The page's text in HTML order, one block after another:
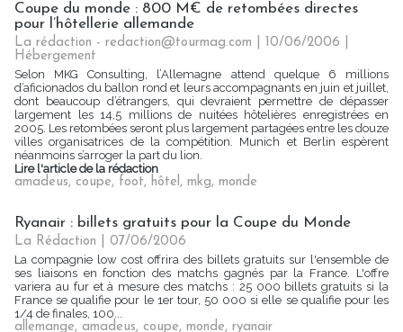
Coupe du monde : 800 M€ de retombées directes
pour l’hôtellerie allemande
La rédaction - redaction@tourmag.com | 10/06/2006
Hébergement
Selon MKG Consulting, l’Allemagne attend quelque 6 millions
d’aficionados du ballon rond et leurs accompagnants en juin et juillet,
dont beaucoup d’étrangers, qui devraient permettre de dépasser
largement les 14,5 millions de nuitées hôtelières enregistrées en
2005. Les retombées seront plus largement partagées entre les douze
villes organisatrices de la compétition. Munich et Berlin espèrent
néanmoins s’arroger la part du lion.
Lire l'article de la rédaction
amadeus, coupe, foot, hôtel, mkg, monde
Ryanair : billets gratuits pour la Coupe du Monde
La Rédaction | 07/06/2006
La compagnie low cost offrira des billets gratuits sur l'ensemble de
ses liaisons en fonction des matchs gagnés par la France. L'offre
variera au fur et à mesure des matchs : 25 000 billets gratuits si la
France se qualifie pour le 1er tour, 50 000 si elle se qualifie pour les
1/4 de finales, 100...
allemange, amadeus, coupe, monde, ryanair